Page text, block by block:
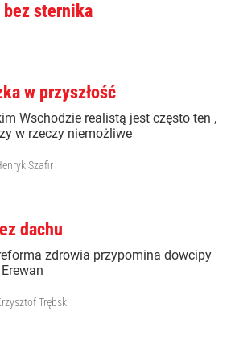
bez sternika
w przyszłość
Wschodzie realistą jest często ten ,
w rzeczy niemożliwe
Szafir
dachu
zdrowia przypomina dowcipy
Trębski